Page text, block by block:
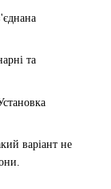
та
варіант не